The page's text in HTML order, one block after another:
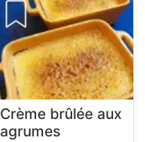
Crème brûlée aux
agrumes